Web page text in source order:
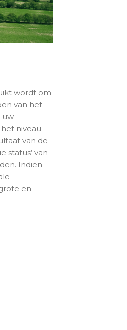
wordt om
van het
uw
niveau
van de
status’ van
Indien
en